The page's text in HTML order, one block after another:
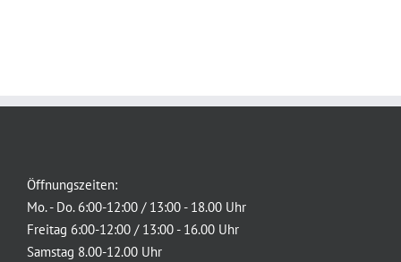
Öffnungszeiten:
Mo. - Do. 6:00-12:00 / 13:00 - 18.00 Uhr
Freitag 6:00-12:00 / 13:00 - 16.00 Uhr
Samstag 8.00-12.00 Uhr